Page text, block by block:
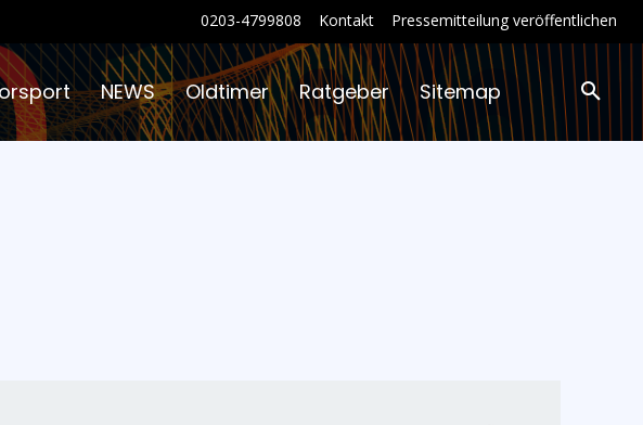
0203-4799808 Kontakt Pressemitteilung veröffentlichen
NEWS Oldtimer Ratgeber Sitemap